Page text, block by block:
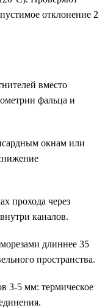
отклонение 2
вместо
фальца и
окнам или
прохода через
каналов.
длиннее 35
пространства.
3-5 мм: термическое